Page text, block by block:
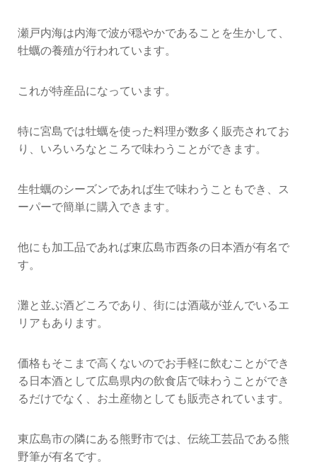
瀬戸内海は内海で波が穏やかであることを生かして、
牡蠣の養殖が行われています。
これが特産品になっています。
特に宮島では牡蠣を使った料理が数多く販売されてお
り、いろいろなところで味わうことができます。
生牡蠣のシーズンであれば生で味わうこともでき、ス
ーパーで簡単に購入できます。
他にも加工品であれば東広島市西条の日本酒が有名で
す。
灘と並ぶ酒どころであり、街には酒蔵が並んでいるエ
リアもあります。
価格もそこまで高くないのでお手軽に飲むことができ
る日本酒として広島県内の飲食店で味わうことができ
るだけでなく、お土産物としても販売されています。
東広島市の隣にある熊野市では、伝統工芸品である熊
野筆が有名です。